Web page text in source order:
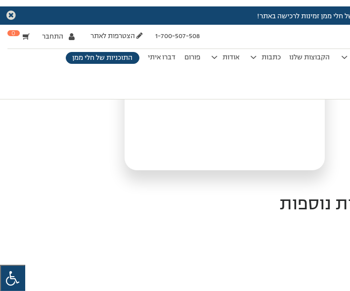
חלי ממן זמינות לרכישה באתר!
1-700-507-508 הצטרפות לאתר התחבר 0
הקבוצות שלנו כתבות אודות פורום דברו איתי התוכניות של חלי ממן
לשריפת שומנים
נוספות